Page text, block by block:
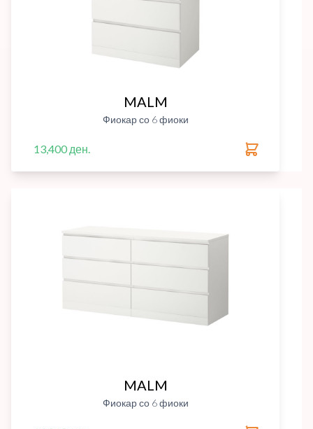
MALM
Фиокар со 6 фиоки
13,400 ден.
MALM
Фиокар со 6 фиоки